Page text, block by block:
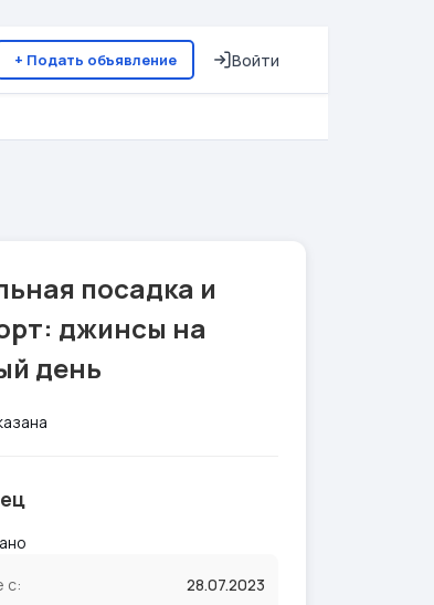
+ Подать объявление Войти
посадка и
джинсы на
день
с:
28.07.2023